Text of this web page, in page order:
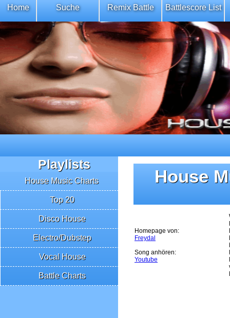
Home Suche Remix Battle Battlescore List
Playlists
House Music Charts
Top 20
Disco House
Electro/Dubstep
Vocal House
Battle Charts
House
Homepage von:
Freydal
Song anhören:
Youtube